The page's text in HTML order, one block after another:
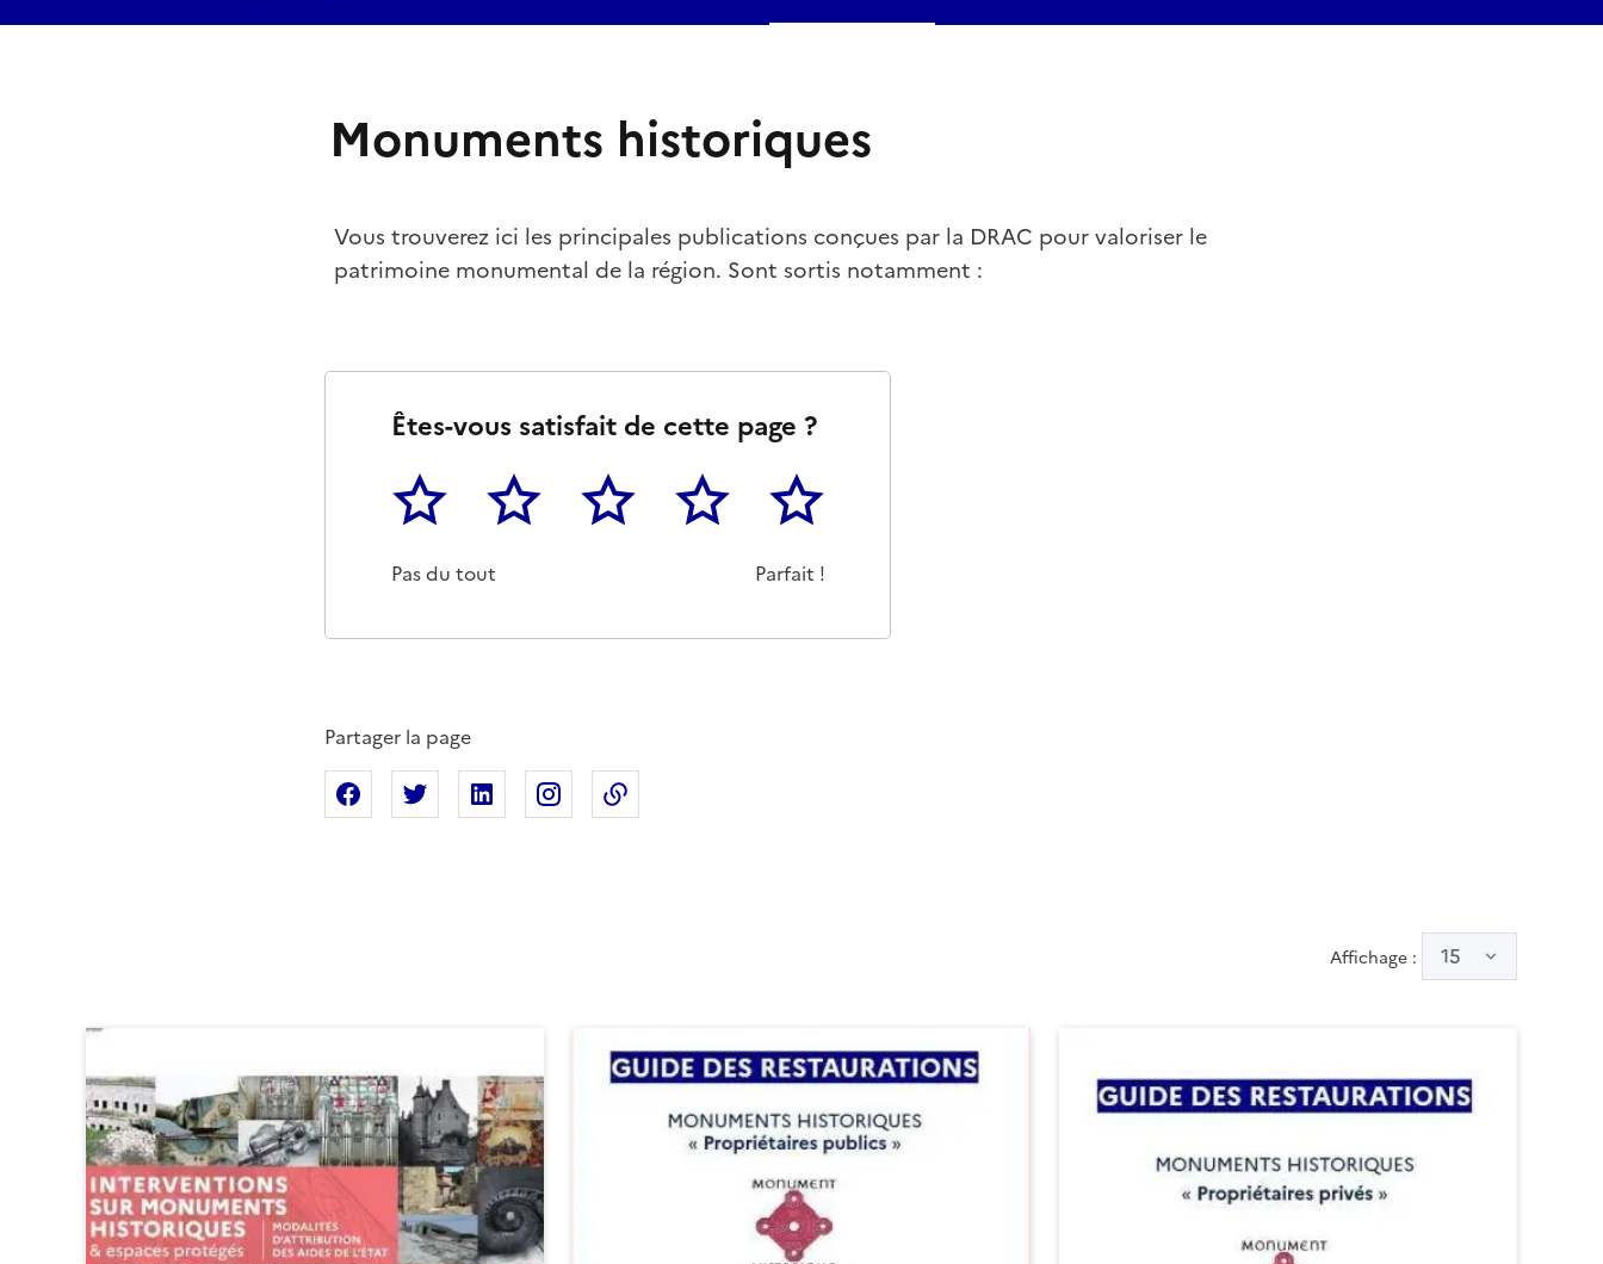
Monuments historiques
Vous trouverez ici les principales publications conçues par la DRAC pour valoriser le
patrimoine monumental de la région. Sont sortis notamment :
Êtes-vous satisfait de cette page ?
1
Pas du tout
2 3 4 5
Parfait !
Partager la page
Partager sur Facebook
Partager sur XPartager sur Linkedin
Partager sur Instagram
Affichage : 15